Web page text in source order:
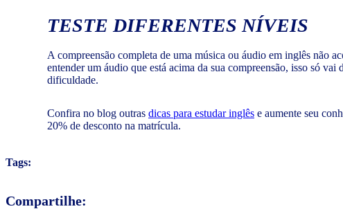
TESTE DIFERENTES NÍVEIS
A compreensão completa de uma música ou áudio em inglês não
entender um áudio que está acima da sua compreensão, isso só
dificuldade.
Confira no blog outras dicas para estudar inglês e aumente seu
20% de desconto na matrícula.
Tags:
Compartilhe: